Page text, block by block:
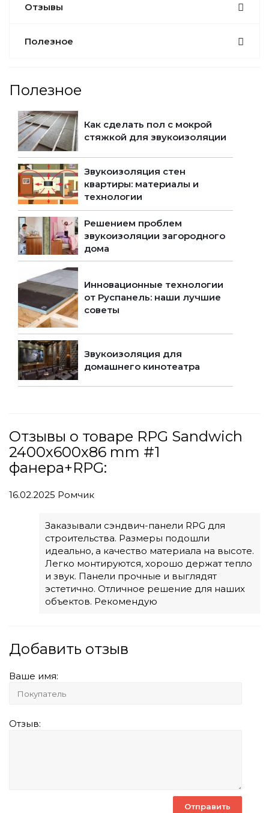
Отзывы
Полезное
Полезное
Как сделать пол с мокрой
стяжкой для звукоизоляции
Звукоизоляция стен
квартиры: материалы и
технологии
Решением проблем
звукоизоляции загородного
дома
Инновационные технологии
от Руспанель: наши лучшие
советы
Звукоизоляция для
домашнего кинотеатра
Отзывы о товаре RPG Sandwich
2400х600х86 mm #1
фанера+RPG:
16.02.2025 Ромчик
Заказывали сэндвич-панели RPG для
строительства. Размеры подошли
идеально, а качество материала на высоте.
Легко монтируются, хорошо держат тепло
и звук. Панели прочные и выглядят
эстетично. Отличное решение для наших
объектов. Рекомендую
Добавить отзыв
Ваше имя:
Отзыв: